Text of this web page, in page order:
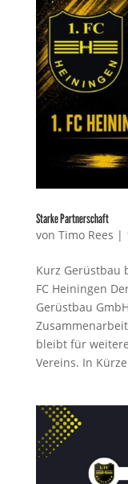
Starke Partnerschaft
von Timo Rees |
Kurz Gerüstbau
FC Heiningen
Gerüstbau
bleibt für
Vereins. In